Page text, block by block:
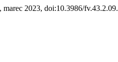
marec 2023, doi:10.3986/fv.43.2.09.